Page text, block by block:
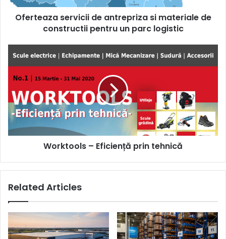
pentru
Oferteaza servicii de antrepriza si materiale de
constructii pentru un parc logistic
prin
tehnică
Worktools – Eficiență prin tehnică
Related Articles